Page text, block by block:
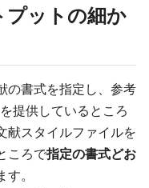
プットの細か
の書式を指定し、参考
提供しているところ
献スタイルファイルを
ころで指定の書式どお
。